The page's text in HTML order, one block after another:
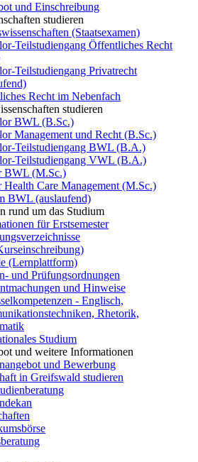
und Einschreibung
studieren
(Staatsexamen)
Teilstudiengang Öffentliches Recht
Teilstudiengang Privatrecht
Recht im Nebenfach
studieren
BWL (B.Sc.)
Management und Recht (B.Sc.)
Teilstudiengang BWL (B.A.)
Teilstudiengang VWL (B.A.)
BWL (M.Sc.)
Health Care Management (M.Sc.)
BWL (auslaufend)
rund um das Studium
für Erstsemester
(Lernplattform)
und Prüfungsordnungen
und Hinweise
- Englisch,
Rhetorik,
Studium
und weitere Informationen
und Bewerbung
in Greifswald studieren